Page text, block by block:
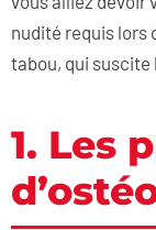
nudité requis lors
tabou, qui suscite
1. Les